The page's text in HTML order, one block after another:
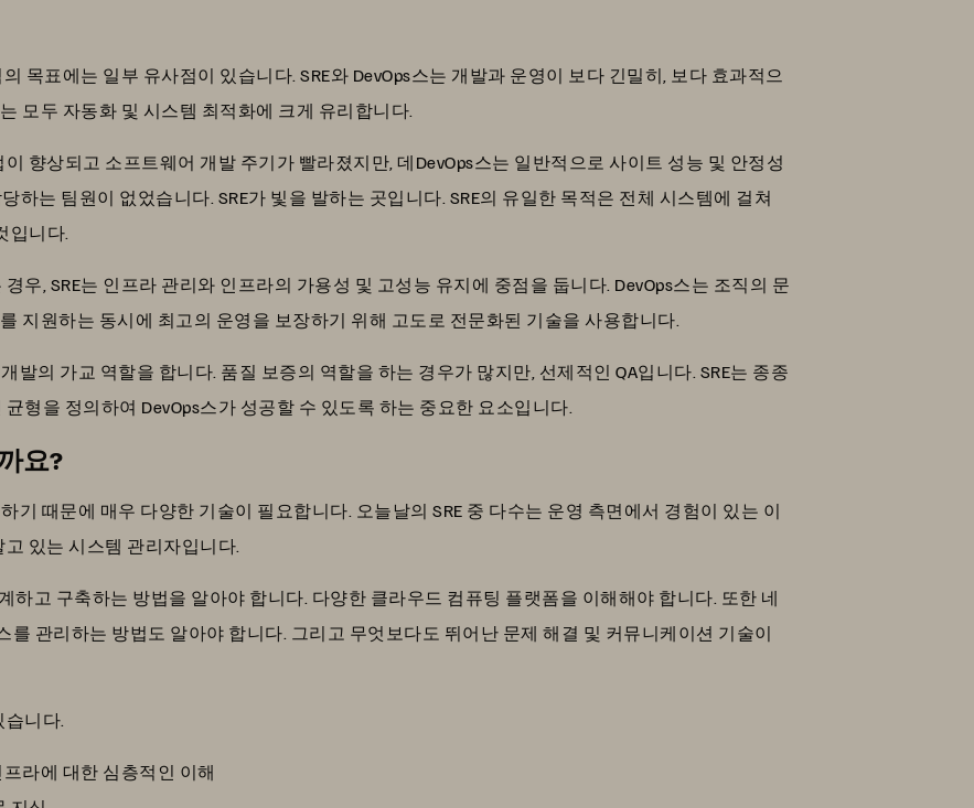
목표에는 일부 유사점이 있습니다. SRE와 DevOps스는 개발과 운영이 보다 긴밀히, 보다 효과적으
모두 자동화 및 시스템 최적화에 크게 유리합니다.
향상되고 소프트웨어 개발 주기가 빨라졌지만, 데DevOps스는 일반적으로 사이트 성능 및 안정성
하는 팀원이 없었습니다. SRE가 빛을 발하는 곳입니다. SRE의 유일한 목적은 전체 시스템에 걸쳐
입니다.
우, SRE는 인프라 관리와 인프라의 가용성 및 고성능 유지에 중점을 둡니다. DevOps스는 조직의 문
지원하는 동시에 최고의 운영을 보장하기 위해 고도로 전문화된 기술을 사용합니다.
발의 가교 역할을 합니다. 품질 보증의 역할을 하는 경우가 많지만, 선제적인 QA입니다. SRE는 종종
형을 정의하여 DevOps스가 성공할 수 있도록 하는 중요한 요소입니다.
요?
기 때문에 매우 다양한 기술이 필요합니다. 오늘날의 SRE 중 다수는 운영 측면에서 경험이 있는 이
있는 시스템 관리자입니다.
하고 구축하는 방법을 알아야 합니다. 다양한 클라우드 컴퓨팅 플랫폼을 이해해야 합니다. 또한 네
를 관리하는 방법도 알아야 합니다. 그리고 무엇보다도 뛰어난 문제 해결 및 커뮤니케이션 기술이
습니다.
라에 대한 심층적인 이해